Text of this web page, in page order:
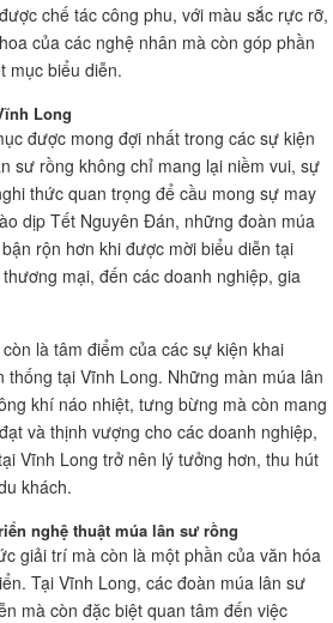
chế tác công phu, với màu sắc rực rỡ,
của các nghệ nhân mà còn góp phần
mục biểu diễn.
Long
được mong đợi nhất trong các sự kiện
sư rồng không chỉ mang lại niềm vui, sự
thức quan trọng để cầu mong sự may
dịp Tết Nguyên Đán, những đoàn múa
rộn hơn khi được mời biểu diễn tại
mại, đến các doanh nghiệp, gia
là tâm điểm của các sự kiện khai
tại Vĩnh Long. Những màn múa lân
khí náo nhiệt, tưng bừng mà còn mang
và thịnh vượng cho các doanh nghiệp,
Vĩnh Long trở nên lý tưởng hơn, thu hút
khách.
nghệ thuật múa lân sư rồng
giải trí mà còn là một phần của văn hóa
Tại Vĩnh Long, các đoàn múa lân sư
mà còn đặc biệt quan tâm đến việc